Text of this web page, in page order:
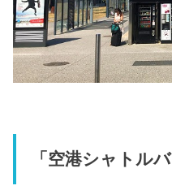
「空港シャトル